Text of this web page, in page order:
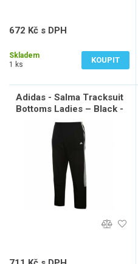
672 Kč s DPH
Skladem
1 ks
KOUPIT
Adidas - Salma Tracksuit
Bottoms Ladies – Black -
10